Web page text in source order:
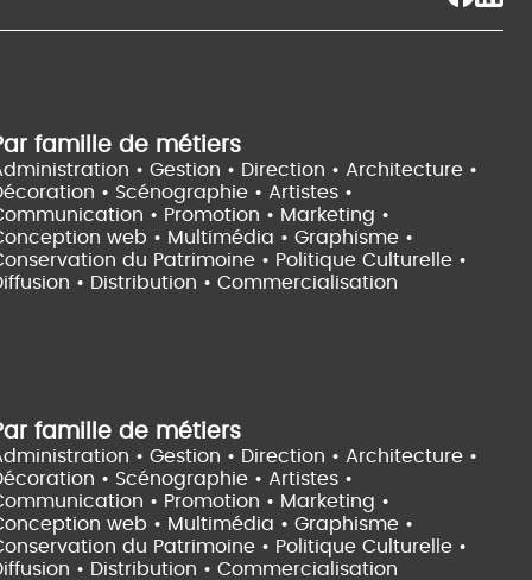
famille de métiers
• Gestion • Direction • Architecture •
• Scénographie • Artistes •
• Promotion • Marketing •
web • Multimédia • Graphisme •
du Patrimoine • Politique Culturelle •
• Distribution • Commercialisation
famille de métiers
• Gestion • Direction • Architecture •
• Scénographie • Artistes •
• Promotion • Marketing •
web • Multimédia • Graphisme •
du Patrimoine • Politique Culturelle •
• Distribution • Commercialisation